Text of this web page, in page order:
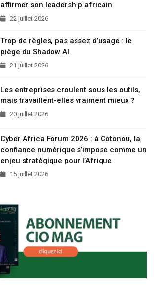
affirmer son leadership africain
22 juillet 2026
Trop de règles, pas assez d’usage : le
piège du Shadow AI
21 juillet 2026
Les entreprises croulent sous les outils,
mais travaillent-elles vraiment mieux ?
20 juillet 2026
Cyber Africa Forum 2026 : à Cotonou, la
confiance numérique s’impose comme un
enjeu stratégique pour l’Afrique
15 juillet 2026